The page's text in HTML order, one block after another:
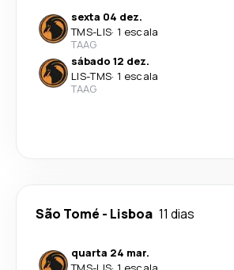
sexta 04 dez.
TMS-LIS· 1 escala
TAAG
sábado 12 dez.
LIS-TMS· 1 escala
TAAG
São Tomé - Lisboa 11 dias
quarta 24 mar.